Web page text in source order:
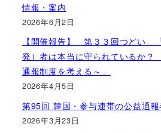
情報・案内
2026年6月2日
【開催報告】 第３３回つどい
発）者は本当に守られているか
通報制度を考える～」
2026年4月5日
第95回 韓国・参与連帯の公益通
2026年3月23日